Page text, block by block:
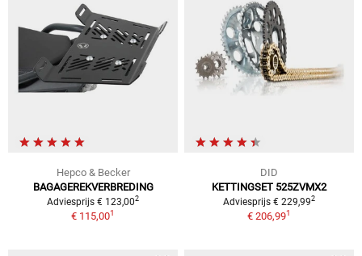
Hepco & Becker
BAGAGEREKVERBREDING
Adviesprijs € 123,002
€ 115,001
DID
KETTINGSET 525ZVMX2
Adviesprijs € 229,992
€ 206,991